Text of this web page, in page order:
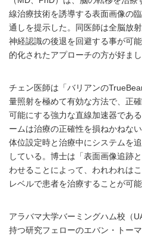
線治療技術を誘導する表面画像の
通しを提示した。同医師は全脳放
神経認識の後退を回避する事が可
的化されたアプローチの方が好ま
チェン医師は「バリアンの
量照射を極めて有効な方法で、正
可能にする強力な直線加速器であ
ームは治療の正確性を損ねかねな
体位設定時と治療中にシステムを
している。博士は「表面画像追跡
わせることによって、われわれは
レベルで患者を治療することが可
アラバマ大学バーミングハム校（
持つ研究フェローのエバン・トー